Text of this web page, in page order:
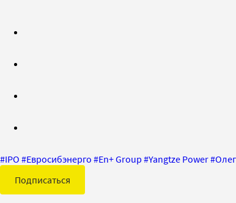
#IPO #Евросибэнерго #En+ Group #Yangtze Power#
Подписаться